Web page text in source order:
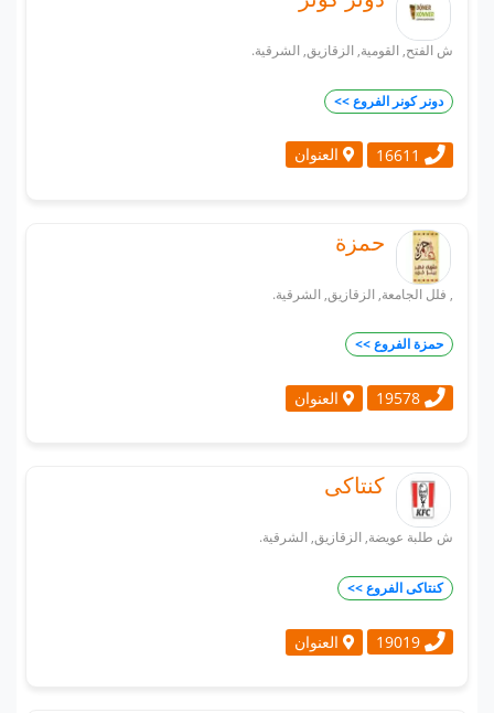
ش الفتح, القومية, الزقازيق, الشرقية.
دونر كونر الفروع >>
العنوان
حمزة
, فلل الجامعة, الزقازيق, الشرقية.
حمزة الفروع >>
19578 العنوان
كنتاكى
ش طلبة عويضة, الزقازيق, الشرقية.
كنتاكى الفروع >>
19019 العنوان